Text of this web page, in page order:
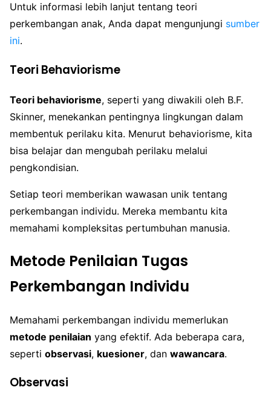
Untuk informasi lebih lanjut tentang teori
perkembangan anak, Anda dapat mengunjungi sumber
ini.
Teori Behaviorisme
Teori behaviorisme, seperti yang diwakili oleh B.F.
Skinner, menekankan pentingnya lingkungan dalam
membentuk perilaku kita. Menurut behaviorisme, kita
bisa belajar dan mengubah perilaku melalui
pengkondisian.
Setiap teori memberikan wawasan unik tentang
perkembangan individu. Mereka membantu kita
memahami kompleksitas pertumbuhan manusia.
Metode Penilaian Tugas
Perkembangan Individu
Memahami perkembangan individu memerlukan
metode penilaian yang efektif. Ada beberapa cara,
seperti observasi, kuesioner, dan wawancara.
Observasi